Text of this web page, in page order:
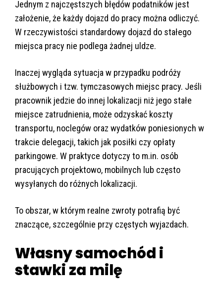
Jednym z najczęstszych błędów podatników jest
założenie, że każdy dojazd do pracy można odliczyć.
W rzeczywistości standardowy dojazd do stałego
miejsca pracy nie podlega żadnej uldze.
Inaczej wygląda sytuacja w przypadku podróży
służbowych i tzw. tymczasowych miejsc pracy. Jeśli
pracownik jedzie do innej lokalizacji niż jego stałe
miejsce zatrudnienia, może odzyskać koszty
transportu, noclegów oraz wydatków poniesionych w
trakcie delegacji, takich jak posiłki czy opłaty
parkingowe. W praktyce dotyczy to m.in. osób
pracujących projektowo, mobilnych lub często
wysyłanych do różnych lokalizacji.
To obszar, w którym realne zwroty potrafią być
znaczące, szczególnie przy częstych wyjazdach.
Własny samochód i
stawki za milę